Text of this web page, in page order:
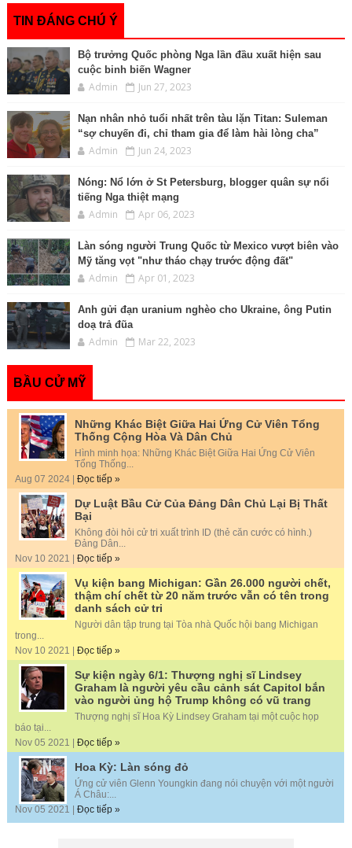
TIN ĐÁNG CHÚ Ý
Bộ trưởng Quốc phòng Nga lần đầu xuất hiện sau
cuộc binh biến Wagner
Admin Jun 27, 2023
Nạn nhân nhỏ tuổi nhất trên tàu lặn Titan: Suleman
“sợ chuyến đi, chỉ tham gia để làm hài lòng cha”
Admin Jun 24, 2023
Nóng: Nổ lớn ở St Petersburg, blogger quân sự nổi
tiếng Nga thiệt mạng
Admin Apr 06, 2023
Làn sóng người Trung Quốc từ Mexico vượt biên vào
Mỹ tăng vọt "như tháo chạy trước động đất"
Admin Apr 01, 2023
Anh gửi đạn uranium nghèo cho Ukraine, ông Putin
doạ trả đũa
Admin Mar 22, 2023
BẦU CỬ MỸ
Những Khác Biệt Giữa Hai Ứng Cử Viên Tổng
Thống Cộng Hòa Và Dân Chủ
Hình minh họa: Những Khác Biệt Giữa Hai Ứng Cử Viên
Tổng Thống...
Aug 07 2024 | Đọc tiếp »
Dự Luật Bầu Cử Của Đảng Dân Chủ Lại Bị Thất
Bại
Không đòi hỏi cử tri xuất trình ID (thẻ căn cước có hình.)
Đảng Dân...
Nov 10 2021 | Đọc tiếp »
Vụ kiện bang Michigan: Gần 26.000 người chết,
thậm chí chết từ 20 năm trước vẫn có tên trong
danh sách cử tri
Người dân tập trung tại Tòa nhà Quốc hội bang Michigan
trong...
Nov 10 2021 | Đọc tiếp »
Sự kiện ngày 6/1: Thượng nghị sĩ Lindsey
Graham là người yêu cầu cảnh sát Capitol bắn
vào người ủng hộ Trump không có vũ trang
Thượng nghị sĩ Hoa Kỳ Lindsey Graham tại một cuộc họp
báo tại...
Nov 05 2021 | Đọc tiếp »
Hoa Kỳ: Làn sóng đỏ
Ứng cử viên Glenn Youngkin đang nói chuyện với một người
Á Châu:...
Nov 05 2021 | Đọc tiếp »